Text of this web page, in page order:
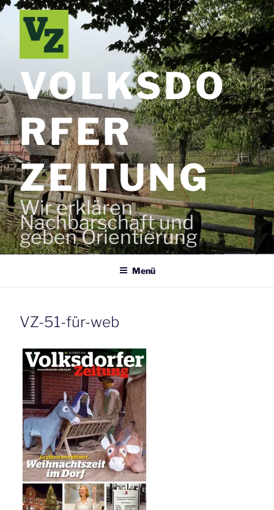
Zum
Inhalt
springen
VOLKSDO
RFER
ZEITUNG
Wir erklären
Nachbarschaft und
geben Orientierung
Menü
VZ-51-für-web